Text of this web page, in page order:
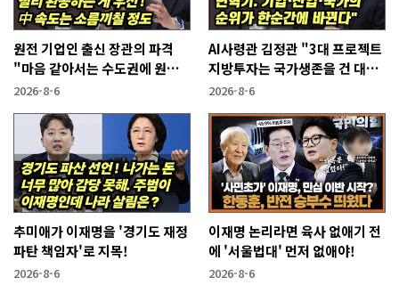
원전 기업인 출신 장관의 파격
"마음 같아서는 수도권에 원전
짓고싶다"
2026-8-6
AI사령관 김정관 "3대 프로젝트
지방투자는 국가생존을 건 대전
략"
2026-8-6
추미애가 이재명을 '경기도 재정
파탄 책임자'로 지목!
2026-8-6
이재명 논리라면 육사 없애기 전
에 '서울법대' 먼저 없애야!
2026-8-6